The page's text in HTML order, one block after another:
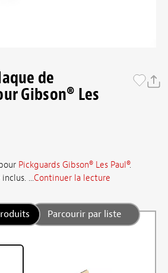
de
Gibson® Les
Pickguards Gibson® Les Paul®.
...Continuer la lecture
Parcourir par liste